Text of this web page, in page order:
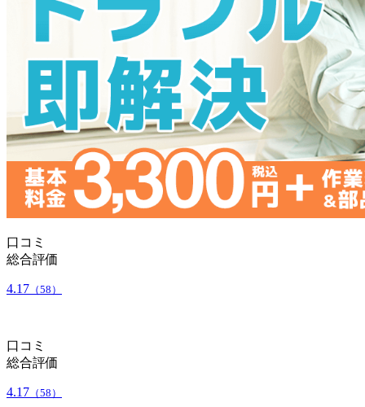
口コミ
総合評価
4.17 （58）
口コミ
総合評価
4.17 （58）